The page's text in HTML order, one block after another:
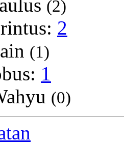
(2)
2
(1)
1
(0)